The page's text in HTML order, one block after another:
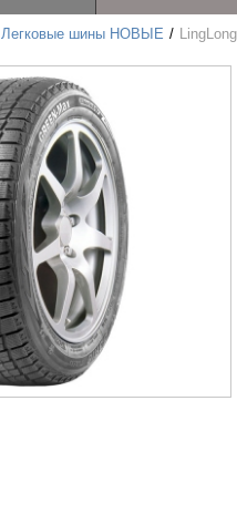
Легковые шины НОВЫЕ